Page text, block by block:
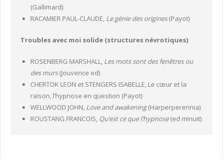
(Gallimard)
RACAMIER PAUL-CLAUDE, Le génie des origines(Payot)
Troubles avec moi solide (structures névrotiques)
ROSENBERG MARSHALL, Les mots sont des fenêtres ou
des murs(Jouvence ed)
CHERTOK LEON et STENGERS ISABELLE, Le cœur et la
raison, l’hypnose en question (Payot)
WELLWOOD JOHN, Love and awakening(Harperperennia)
ROUSTANG FRANCOIS, Qu’est ce que l’hypnose(ed minuit)